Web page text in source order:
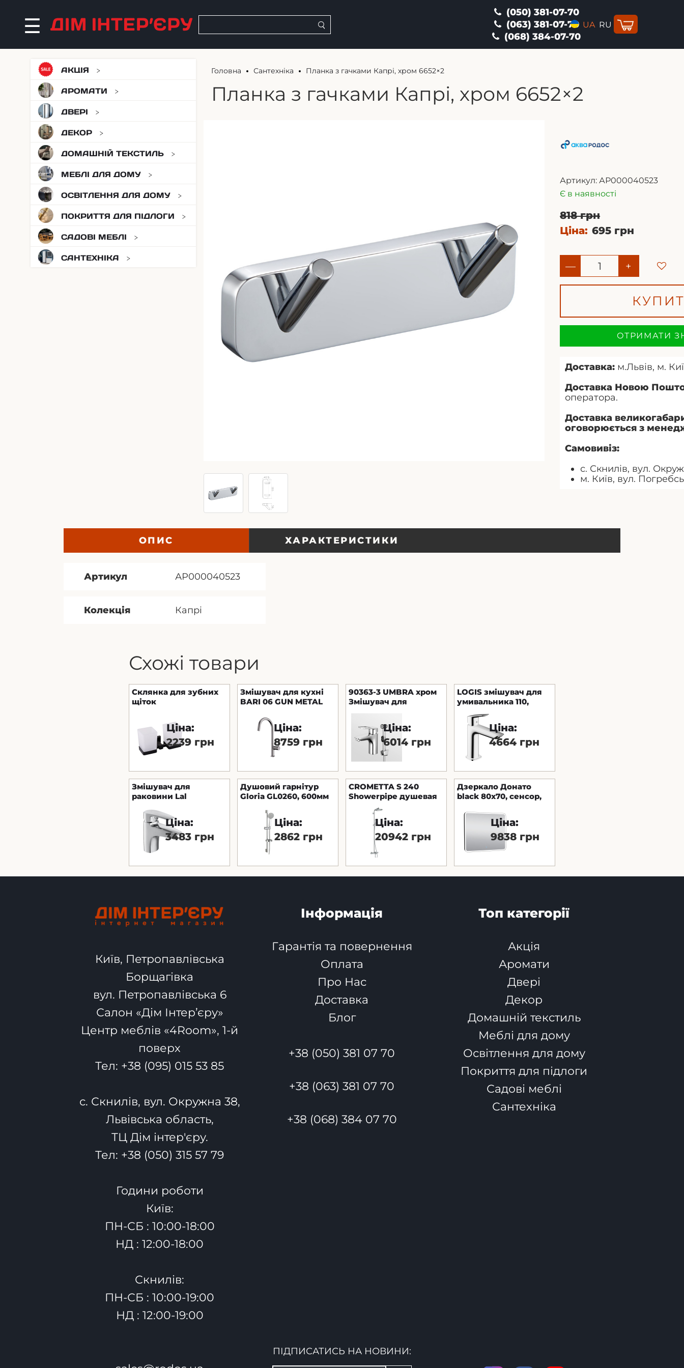
(050) 381-07-70
(063) 381-07-70
(068) 384-07-70
UA RU
АКЦІЯ
АРОМАТИ
ДВЕРІ
ДЕКОР
ДОМАШНІЙ ТЕКСТИЛЬ
МЕБЛІ ДЛЯ ДОМУ
ОСВІТЛЕННЯ ДЛЯ ДОМУ
ПОКРИТТЯ ДЛЯ ПІДЛОГИ
САДОВІ МЕБЛІ
САНТЕХНІКА
Головна Сантехніка Планка з гачками Капрі, хром 6652×2
Планка з гачками Капрі, хром 6652×2
Артикул: АР000040523
Є в наявності
818 грн
Ціна: 695 грн
— +
ОТРИМАТИ
Доставка: м.Львів, м.
Доставка Новою
оператора.
Доставка
оговорюється з
Самовивіз:
с. Скнилів, вул.
м. Київ, вул.
ОПИС ХАРАКТЕРИСТИКИ
Артикул АР000040523
Колекція Капрi
Схожі товари
Склянка для зубних
щіток
чорна матова 9928А
Ціна:
2239 грн
Змішувач для кухні
BARI 06 GUN METAL
Ціна:
8759 грн
90363-3 UMBRA хром
Змішувач для
гігієнічним душем
без д/к NEW
Ціна:
6014 грн
LOGIS змішувач для
умивальника 110,
одноважільний, зі
зливним набором
pop-up, хром
Ціна:
4664 грн
Змішувач для
раковини Lal
Ціна:
3483 грн
Душовий гарнітур
Gloria GL0260, 600мм
Ціна:
2862 грн
CROMETTA S 240
Showerpipe душевая
система для ванны
Ціна:
20942 грн
Дзеркало Донато
black 80х70, сенсор,
Ціна:
9838 грн
Київ, Петропавлівська
Борщагівка
вул. Петропавлівська 6
Салон «Дім Інтер’єру»
Центр меблів «4Room», 1-й
поверх
Тел: +38 (095) 015 53 85
с. Скнилів, вул. Окружна 38,
Львівська область,
ТЦ Дім інтер'єру.
Тел: +38 (050) 315 57 79
Години роботи
Київ:
ПН-СБ : 10:00-18:00
НД : 12:00-18:00
Скнилів:
ПН-СБ : 10:00-19:00
НД : 12:00-19:00
Інформація
Гарантія та повернення
Оплата
Про Нас
Доставка
Блог
+38 (050) 381 07 70
+38 (063) 381 07 70
+38 (068) 384 07 70
ПІДПИСАТИСЬ НА НОВИНИ:
Топ категорії
Акція
Аромати
Двері
Декор
Домашній текстиль
Меблі для дому
Освітлення для дому
Покриття для підлоги
Садові меблі
Сантехніка